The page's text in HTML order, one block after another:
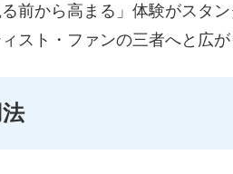
前から高まる」体験がスタ
スト・ファンの三者へと広が